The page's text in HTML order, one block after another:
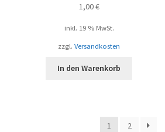
1,00€
inkl. 19 % MwSt.
zzgl.Versandkosten
In den Warenkorb
1 2